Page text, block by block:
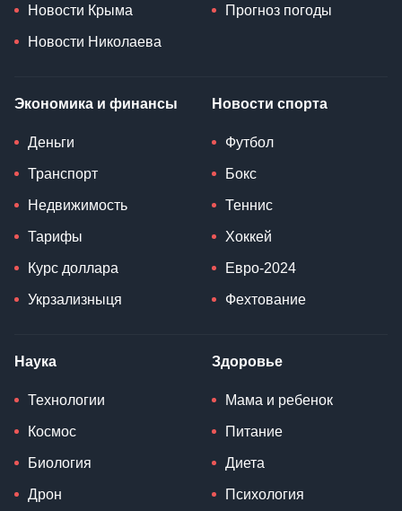
Новости Крыма
Новости Николаева
Прогноз погоды
Экономика и финансы
Деньги
Транспорт
Недвижимость
Тарифы
Курс доллара
Укрзализныця
Новости спорта
Футбол
Бокс
Теннис
Хоккей
Евро-2024
Фехтование
Наука
Технологии
Космос
Биология
Дрон
Здоровье
Мама и ребенок
Питание
Диета
Психология